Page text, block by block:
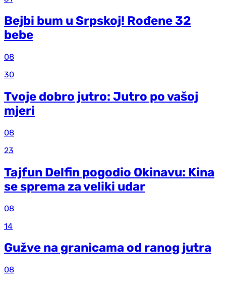
Bejbi bum u Srpskoj! Rođene 32
bebe
08
30
Tvoje dobro jutro: Jutro po vašoj
mjeri
08
23
Tajfun Delfin pogodio Okinavu: Kina
se sprema za veliki udar
08
14
Gužve na granicama od ranog jutra
08